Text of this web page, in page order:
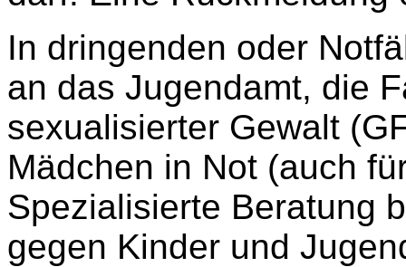
In dringenden oder
an das Jugendamt, die
sexualisierter Gewalt
Mädchen in Not (auch
Spezialisierte Beratung
gegen Kinder und